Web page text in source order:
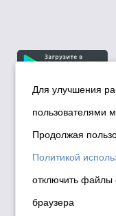
© Департамент
города
Политика
Политика по
данных в
мэрии города
Для улучшения
пользователями
Продолжая
Политикой
отключить файлы
браузера